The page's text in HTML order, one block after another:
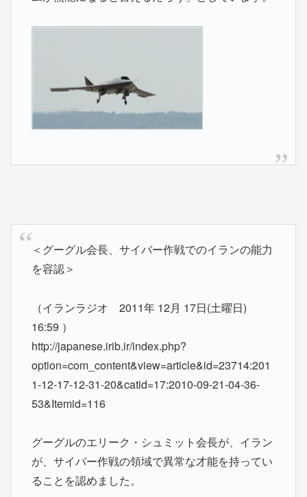
＜グーグル会長、サイバー作戦でのイランの能力
を容認＞
（イランラジオ 2011年 12月 17日(土曜日)
16:59 ）
http://japanese.irib.ir/index.php?
option=com_content&view=article&id=23714:201
1-12-17-12-31-20&catid=17:2010-09-21-04-36-
53&Itemid=116
グーグルのエリーク・シュミット会長が、イラン
が、サイバー作戦の領域で異常な才能を持ってい
ることを認めました。